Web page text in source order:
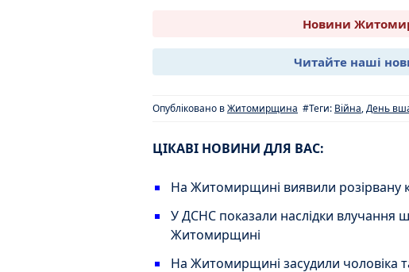
Новини
Читайте наші
Опубліковано вЖитомирщина #Теги: Війна,День
ЦІКАВІ НОВИНИ ДЛЯ ВАС:
На Житомирщині виявили розірвану
У ДСНС показали наслідки влучання
Житомирщині
На Житомирщині засудили чоловіка